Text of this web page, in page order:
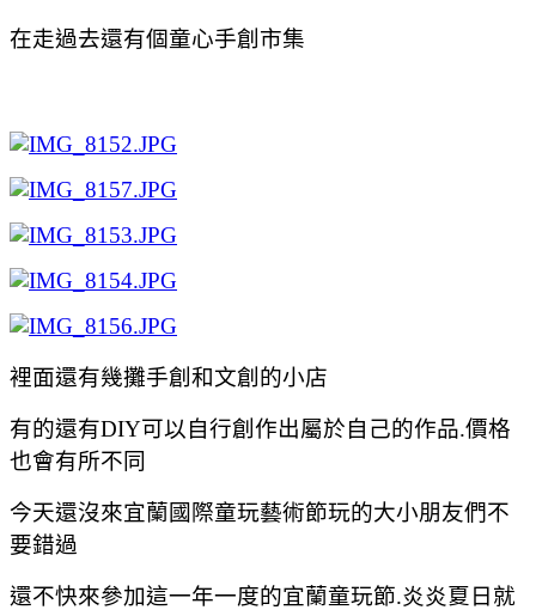
在走過去還有個童心手創市集
裡面還有幾攤手創和文創的小店
有的還有DIY可以自行創作出屬於自己的作品.價格
也會有所不同
今天還沒來宜蘭國際童玩藝術節玩的大小朋友們不
要錯過
還不快來參加這一年一度的宜蘭童玩節.炎炎夏日就